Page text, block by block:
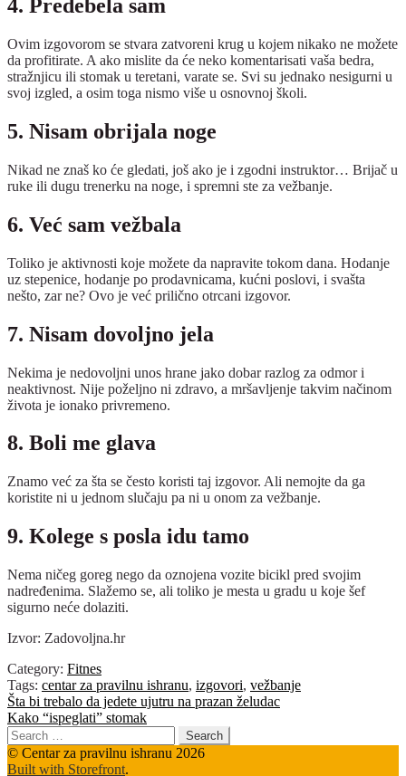
4. Predebela sam
Ovim izgovorom se stvara zatvoreni krug u kojem nikako ne možete
da profitirate. A ako mislite da će neko komentarisati vaša bedra,
stražnjicu ili stomak u teretani, varate se. Svi su jednako nesigurni u
svoj izgled, a osim toga nismo više u osnovnoj školi.
5. Nisam obrijala noge
Nikad ne znaš ko će gledati, još ako je i zgodni instruktor… Brijač u
ruke ili dugu trenerku na noge, i spremni ste za vežbanje.
6. Već sam vežbala
Toliko je aktivnosti koje možete da napravite tokom dana. Hodanje
uz stepenice, hodanje po prodavnicama, kućni poslovi, i svašta
nešto, zar ne? Ovo je već prilično otrcani izgovor.
7. Nisam dovoljno jela
Nekima je nedovoljni unos hrane jako dobar razlog za odmor i
neaktivnost. Nije poželjno ni zdravo, a mršavljenje takvim načinom
života je ionako privremeno.
8. Boli me glava
Znamo već za šta se često koristi taj izgovor. Ali nemojte da ga
koristite ni u jednom slučaju pa ni u onom za vežbanje.
9. Kolege s posla idu tamo
Nema ničeg goreg nego da oznojena vozite bicikl pred svojim
nadređenima. Slažemo se, ali toliko je mesta u gradu u koje šef
sigurno neće dolaziti.
Izvor: Zadovoljna.hr
Category: Fitnes
Tags: centar za pravilnu ishranu, izgovori, vežbanje
Post
navigation
Previous
post:
Šta bi trebalo da jedete ujutru na prazan želudac
Next
post:
Kako “ispeglati” stomak
Search
for:
© Centar za pravilnu ishranu 2026
Built with Storefront.